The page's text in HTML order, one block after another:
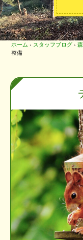
ホーム › スタッフブログ ›
整備